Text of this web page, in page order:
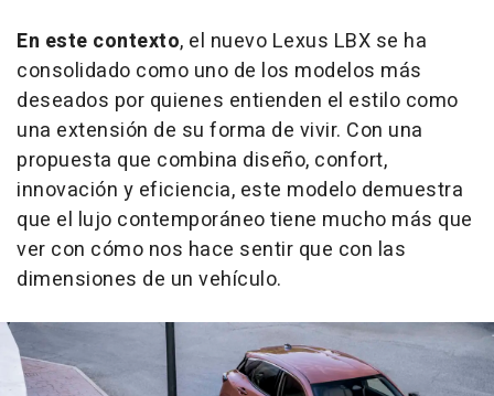
En este contexto, el nuevo Lexus LBX se ha
consolidado como uno de los modelos más
deseados por quienes entienden el estilo como
una extensión de su forma de vivir. Con una
propuesta que combina diseño, confort,
innovación y eficiencia, este modelo demuestra
que el lujo contemporáneo tiene mucho más que
ver con cómo nos hace sentir que con las
dimensiones de un vehículo.